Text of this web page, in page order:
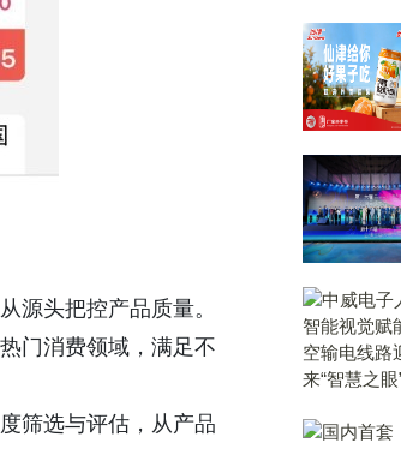
源头把控产品质量。
门消费领域，满足不
筛选与评估，从产品